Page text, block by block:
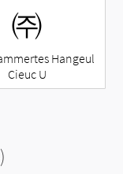
㈜
Hangeul
Cieuc U